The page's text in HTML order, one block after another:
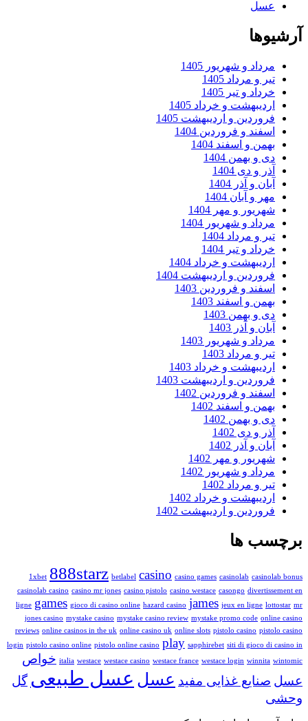
و شهریور 1405
و مرداد 1405
و تیر 1405
و خرداد 1405
و اردیبهشت 1405
و فروردین 1404
و اسفند 1404
و بهمن 1404
و دی 1404
و آذر 1404
و آبان 1404
و مهر 1404
و شهریور 1404
و مرداد 1404
و تیر 1404
و خرداد 1404
و اردیبهشت 1404
و فروردین 1403
و اسفند 1403
و بهمن 1403
و آذر 1403
و شهریور 1403
و مرداد 1403
و خرداد 1403
و اردیبهشت 1403
و فروردین 1402
و اسفند 1402
و بهمن 1402
و دی 1402
و آذر 1402
و مهر 1402
و شهریور 1402
و مرداد 1402
و خرداد 1402
و اردیبهشت 1402
ها
1xbet 888starz betlabel casino casino games casinolab
casinolab casino casino mr jones casino pistolo casino westace casongo
ligne games gioco di casino online hazard casino james jeux en ligne
jones casino mystake casino mystake casino review mystake promo code
reviews online casinos in the uk online casino uk online slots pistolo casino
login pistolo casino online pistolo online casino play sapphirebet siti di gioco
italia westace westace casino westace france westace login winnita
خواص
صنایع غذایی مفید عسلعسل طبیعیگل